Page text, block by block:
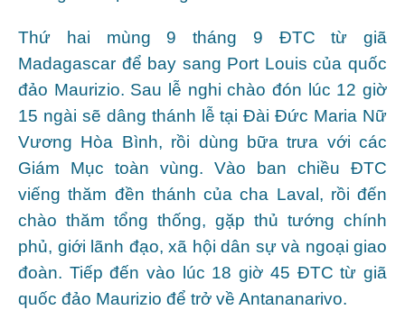
Thứ hai mùng 9 tháng 9 ĐTC từ giã
Madagascar để bay sang Port Louis của quốc
đảo Maurizio. Sau lễ nghi chào đón lúc 12 giờ
15 ngài sẽ dâng thánh lễ tại Đài Đức Maria Nữ
Vương Hòa Bình, rồi dùng bữa trưa với các
Giám Mục toàn vùng. Vào ban chiều ĐTC
viếng thăm đền thánh của cha Laval, rồi đến
chào thăm tổng thống, gặp thủ tướng chính
phủ, giới lãnh đạo, xã hội dân sự và ngoại giao
đoàn. Tiếp đến vào lúc 18 giờ 45 ĐTC từ giã
quốc đảo Maurizio để trở về Antananarivo.